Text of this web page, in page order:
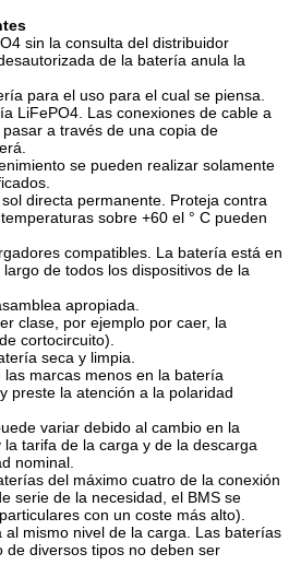
sin la consulta del distribuidor
de la batería anula la
para el uso para el cual se piensa.
LiFePO4. Las conexiones de cable a
a través de una copia de
se pueden realizar solamente
directa permanente. Proteja contra
sobre +60 el ° C pueden
compatibles. La batería está en
de todos los dispositivos de la
apropiada.
clase, por ejemplo por caer, la
cortocircuito).
seca y limpia.
las marcas menos en la batería
preste la atención a la polaridad
variar debido al cambio en la
tarifa de la carga y de la descarga
nominal.
del máximo cuatro de la conexión
serie de la necesidad, el BMS se
con un coste más alto).
al mismo nivel de la carga. Las baterías
de diversos tipos no deben ser